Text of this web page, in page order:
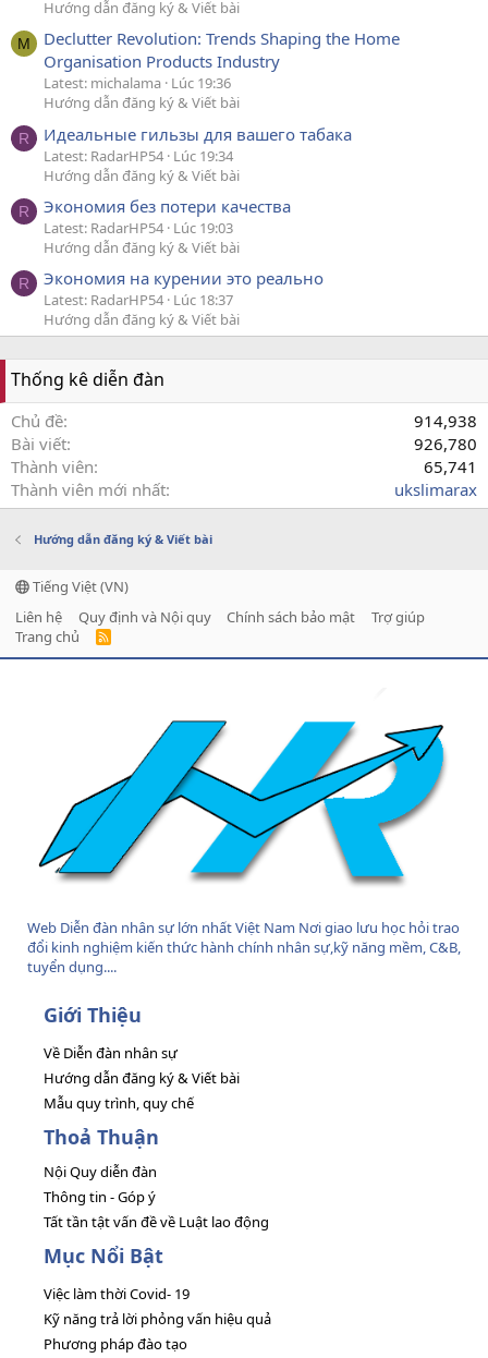
Hướng dẫn đăng ký & Viết bài
M
Declutter Revolution: Trends Shaping the Home
Organisation Products Industry
Latest: michalama Lúc 19:36
Hướng dẫn đăng ký & Viết bài
R Идеальные гильзы для вашего табака
Latest: RadarHP54 Lúc 19:34
Hướng dẫn đăng ký & Viết bài
R Экономия без потери качества
Latest: RadarHP54 Lúc 19:03
Hướng dẫn đăng ký & Viết bài
R Экономия на курении это реально
Latest: RadarHP54 Lúc 18:37
Hướng dẫn đăng ký & Viết bài
Thống kê diễn đàn
Chủ đề
914,938
Bài viết
926,780
Thành viên
65,741
Thành viên mới nhất
ukslimarax
Hướng dẫn đăng ký & Viết bài
Tiếng Việt (VN)
Liên hệ
Quy định và Nội quy Chính sách bảo mật
Trợ giúp
Trang chủ
R
Web Diễn đàn nhân sự lớn nhất Việt Nam Nơi giao lưu học hỏi trao
đổi kinh nghiệm kiến thức hành chính nhân sự,kỹ năng mềm, C&B,
tuyển dụng....
Giới Thiệu
Về Diễn đàn nhân sự
Hướng dẫn đăng ký & Viết bài
Mẫu quy trình, quy chế
Thoả Thuận
Nội Quy diễn đàn
Thông tin - Góp ý
Tất tần tật vấn đề về Luật lao động
Mục Nổi Bật
Việc làm thời Covid- 19
Kỹ năng trả lời phỏng vấn hiệu quả
Phương pháp đào tạo